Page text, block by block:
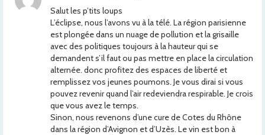
Salut les p’tits loups
L’éclipse, nous l’avons vu à la télé. La région parisienne
est plongée dans un nuage de pollution et la grisaille
avec des politiques toujours à la hauteur qui se
demandent s’il faut ou pas mettre en place la circulation
alternée. donc profitez des espaces de liberté et
remplissez vos jeunes poumons. Je vous dirai si vous
pouvez revenir quand l’air redeviendra respirable. Je crois
que vous avez le temps.
Sinon, nous revenons d’une cure de Cotes du Rhône
dans la région d’Avignon et d’Uzès. Le vin est bon à